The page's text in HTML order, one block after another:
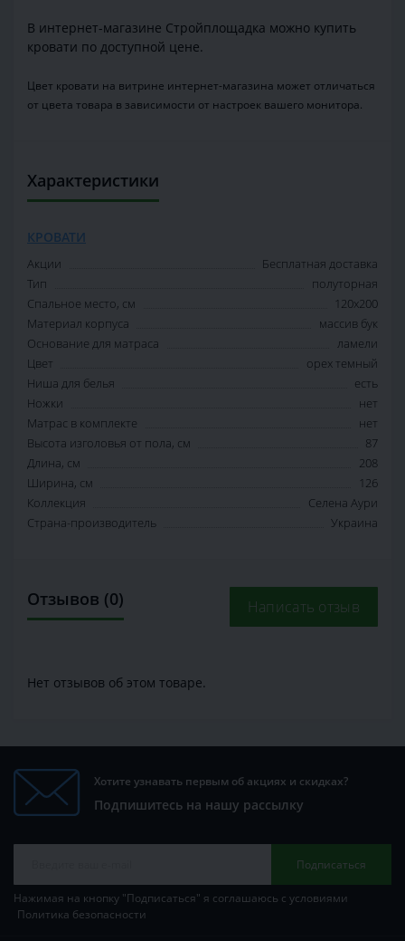
В интернет-магазине Стройплощадка можно купить
кровати по доступной цене.
Цвет кровати на витрине интернет-магазина может отличаться
от цвета товара в зависимости от настроек вашего монитора.
Характеристики
КРОВАТИ
Акции
Бесплатная доставка
Тип
полуторная
Спальное место, см
120х200
Материал корпуса
массив бук
Основание для матраса
ламели
Цвет
орех темный
Ниша для белья
есть
Ножки
нет
Матрас в комплекте
нет
Высота изголовья от пола, см
87
Длина, см
208
Ширина, см
126
Коллекция
Селена Аури
Страна-производитель
Украина
Отзывов (0) Написать отзыв
Нет отзывов об этом товаре.
Хотите узнавать первым об акциях и скидках?
Подпишитесь на нашу рассылку
Подписаться
Нажимая на кнопку "Подписаться" я соглашаюсь с условиями
Политика безопасности